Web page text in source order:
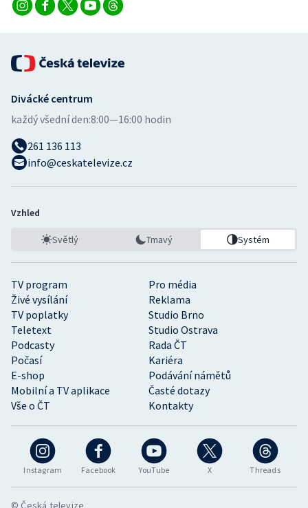
Instagram Facebook YouTube X Threads
TV program
Pro média
Živé vysílání
Reklama
TV poplatky
Studio Brno
Teletext
Studio Ostrava
Podcasty
Rada ČT
Počasí
Kariéra
E-shop
Podávání námětů
Mobilní a TV aplikace
Časté dotazy
Vše o ČT
Kontakty
Divácké centrum
každý všední den:8:00—16:00 hodin
261 136 113
info@ceskatelevize.cz
Vzhled
Světlý Tmavý Systém
© Česká televize